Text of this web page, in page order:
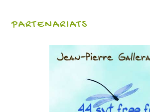
PARTENARIATS